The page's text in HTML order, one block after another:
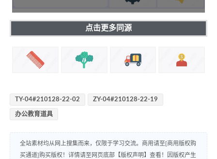
点击更多同源
TY-04#210128-22-02 ZY-04#210128-22-19
办公教育道具
全站素材均从网上搜集而来，仅限于学习交流。商用请至[商用版权购
买通道]购买版权！详情请至网页底部【版权声明】查看！因版权产生